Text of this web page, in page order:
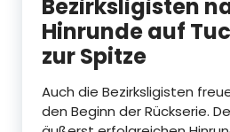
Bezirksligisten
Hinrunde auf
zur Spitze
Auch die Bezirksligisten
den Beginn der Rückserie.